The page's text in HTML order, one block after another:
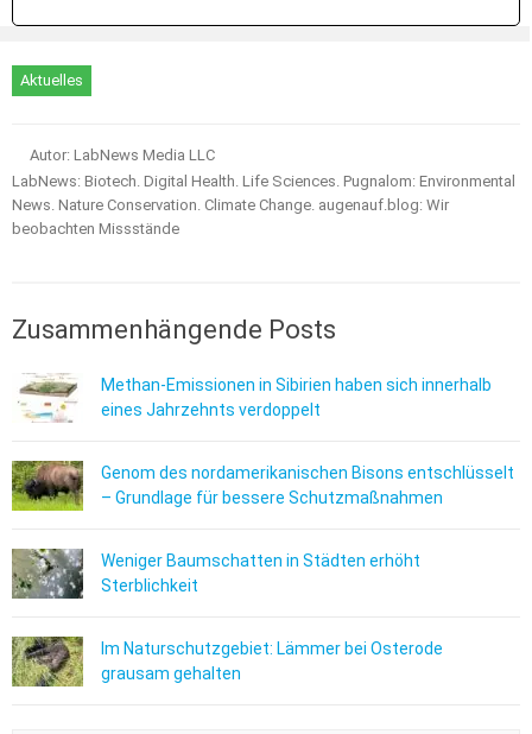
Aktuelles
Autor: LabNews Media LLC
LabNews: Biotech. Digital Health. Life Sciences. Pugnalom: Environmental
News. Nature Conservation. Climate Change. augenauf.blog: Wir
beobachten Missstände
Zusammenhängende Posts
Methan-Emissionen in Sibirien haben sich innerhalb
eines Jahrzehnts verdoppelt
Genom des nordamerikanischen Bisons entschlüsselt
– Grundlage für bessere Schutzmaßnahmen
Weniger Baumschatten in Städten erhöht
Sterblichkeit
Im Naturschutzgebiet: Lämmer bei Osterode
grausam gehalten